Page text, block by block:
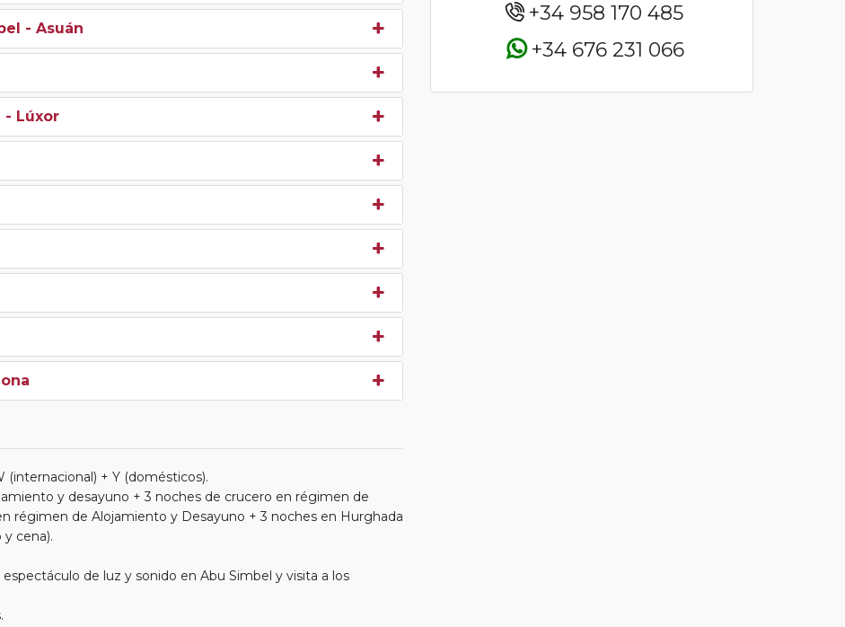
- Asuán
- Lúxor
(internacional) + Y (domésticos).
y desayuno + 3 noches de crucero en régimen de
régimen de Alojamiento y Desayuno + 3 noches en Hurghada
cena).
de luz y sonido en Abu Simbel y visita a los
+34 958 170 485
+34 676 231 066